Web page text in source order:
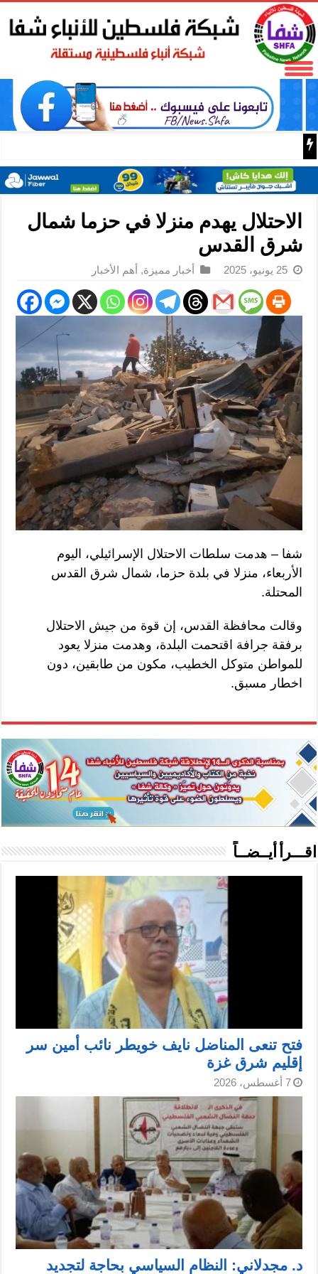
فتح تنعى المناضل نايف خويطر نائب أمين سر إقليم شرق
الاحتلال يهدم منزلا في حزما شمال
شرق القدس
25 يونيو، 2025 أخبار مميزة, أهم الأخبار
شفا – هدمت سلطات الاحتلال الإسرائيلي، اليوم
الأربعاء، منزلا في بلدة حزما، شمال شرق القدس
المحتلة.
وقالت محافظة القدس، إن قوة من جيش الاحتلال
برفقة جرافة اقتحمت البلدة، وهدمت منزلا يعود
للمواطن متوكل الخطيب، مكون من طابقين، دون
اخطار مسبق.
اقـــرأ أيــضــاً
فتح تنعى المناضل نايف خويطر نائب أمين سر
إقليم شرق غزة
7 أغسطس، 2026
د. مجدلاني: النظام السياسي بحاجة لتجديد